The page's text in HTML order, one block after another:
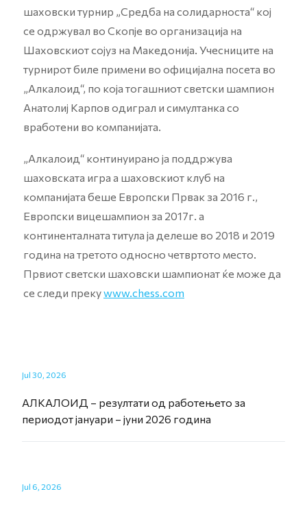
шаховски турнир „Средба на солидарноста“ кој
се одржувал во Скопје во организација на
Шаховскиот сојуз на Македонија. Учесниците на
турнирот биле примени во официјална посета во
„Алкалоид“, по која тогашниот светски шампион
Анатолиј Карпов одиграл и симултанка со
вработени во компанијата.
„Алкалоид“ континуирано ја поддржува
шаховската игра а шаховскиот клуб на
компанијата беше Европски Првак за 2016 г.,
Европски вицешампион за 2017г. а
континенталната титула ја делеше во 2018 и 2019
година на третото односно четвртото место.
Првиот светски шаховски шампионат ќе може да
се следи прекуwww.chess.com
Jul 30, 2026
АЛКАЛОИД – резултати од работењето за
периодот јануари – јуни 2026 година
Jul 6, 2026